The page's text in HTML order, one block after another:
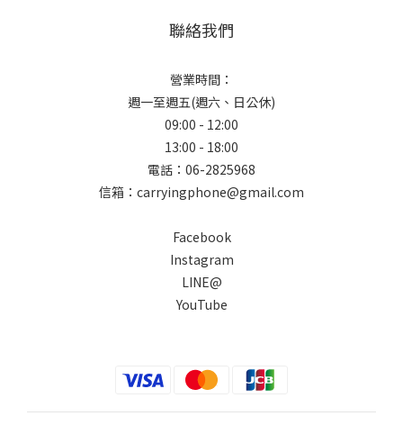
聯絡我們
營業時間：
週一至週五(週六、日公休)
09:00 - 12:00
13:00 - 18:00
電話：06-2825968
信箱：carryingphone@gmail.com
Facebook
Instagram
LINE@
YouTube